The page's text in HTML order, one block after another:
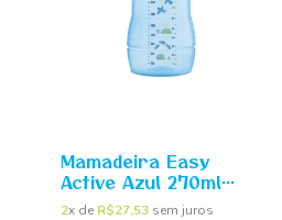
Mamadeira Easy
Active Azul 270ml
(2m+) - MAM
2x de R$27,53 sem juros